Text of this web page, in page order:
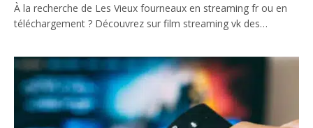
À la recherche de Les Vieux fourneaux en streaming fr ou en
téléchargement ? Découvrez sur film streaming vk des…